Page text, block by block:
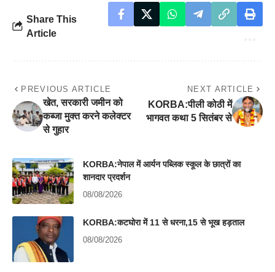
Share This
Article
PREVIOUS ARTICLE
खेत, सरकारी जमीन को
कब्जा मुक्त करने कलेक्टर
से गुहार
NEXT ARTICLE
KORBA:पीली कोठी में
भागवत कथा 5 सितंबर से
KORBA:नेपाल में आर्यन पब्लिक स्कूल के छात्रों का
शानदार प्रदर्शन
08/08/2026
KORBA:कटघोरा में 11 से धरना,15 से भूख हड़ताल
08/08/2026